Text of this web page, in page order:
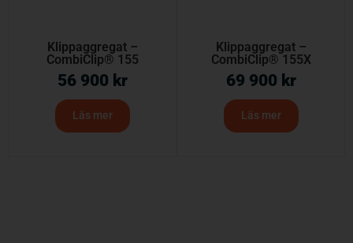
Klippaggregat –
CombiClip® 155
56 900 kr
Läs mer
Klippaggregat –
CombiClip® 155X
69 900 kr
Läs mer